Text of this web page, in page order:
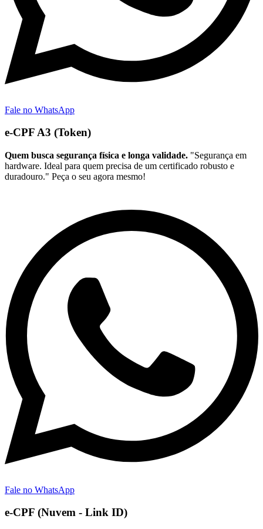
Fale no WhatsApp
e-CPF A3 (Token)
Quem busca segurança física e longa validade. "Segurança em
hardware. Ideal para quem precisa de um certificado robusto e
duradouro." Peça o seu agora mesmo!
Fale no WhatsApp
e-CPF (Nuvem - Link ID)